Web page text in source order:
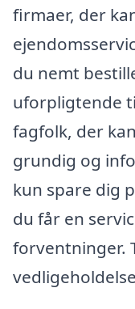
firmaer, der
du nemt
uforpligtende
fagfolk, der
grundig og
kun spare dig
du får en
forventninger.